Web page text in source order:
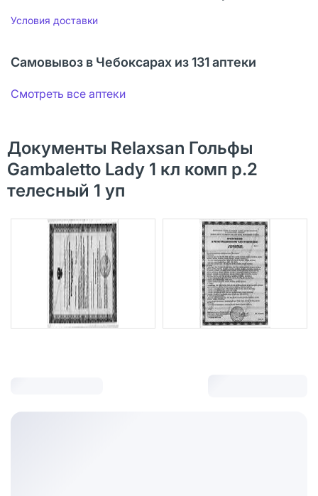
Условия доставки
Самовывоз в Чебоксарах из 131 аптеки
Смотреть все аптеки
Документы Relaxsan Гольфы
Gambaletto Lady 1 кл комп р.2
телесный 1 уп